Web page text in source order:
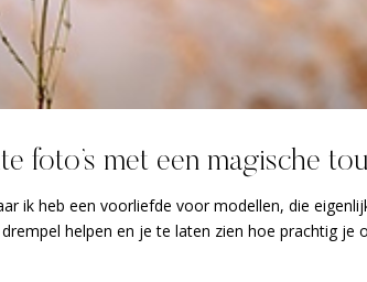
foto’s met een magische
ik heb een voorliefde voor modellen, die
helpen en je te laten zien hoe prachtig